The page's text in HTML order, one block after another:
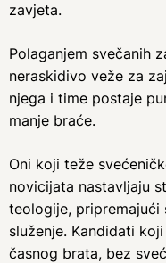
zavjeta.
Polaganjem svečanih
neraskidivo veže za
njega i time postaje
manje braće.
Oni koji teže
novicijata nastavljaju
teologije, pripremajući
služenje. Kandidati
časnog brata, bez